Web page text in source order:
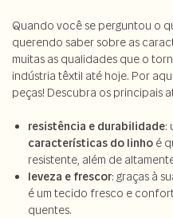
Quando você se perguntou o
querendo saber sobre as
muitas as qualidades que o
indústria têxtil até hoje. Por
peças! Descubra os principais
resistência e durabilidade:
características do linho é
resistente, além de
leveza e frescor: graças à
é um tecido fresco e
quentes.